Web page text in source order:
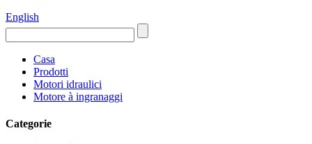
English
Casa
Prodotti
Motori idraulici
Motore à ingranaggi
Categorie